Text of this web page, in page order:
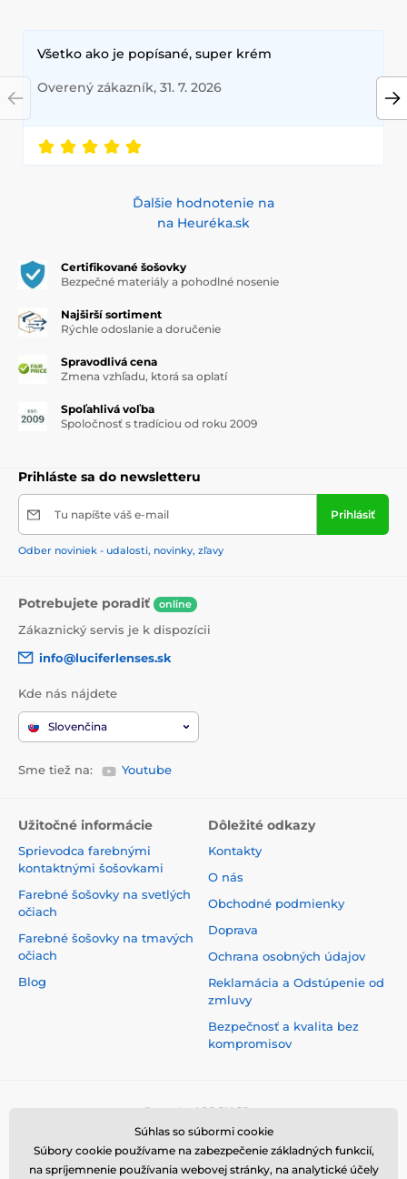
Všetko ako je popísané, super krém
Overený zákazník, 31. 7. 2026
Ďalšie hodnotenie na
na Heuréka.sk
Certifikované šošovky
Bezpečné materiály a pohodlné nosenie
Najširší sortiment
Rýchle odoslanie a doručenie
Spravodlivá cena
Zmena vzhľadu, ktorá sa oplatí
Spoľahlivá voľba
Spoločnosť s tradíciou od roku 2009
Prihláste sa do newsletteru
Tu napíšte váš e-mail Prihlásiť
Odber noviniek - udalosti, novinky, zľavy
Potrebujete poradiť online
Zákaznický servis je k dispozícii
info@luciferlenses.sk
Kde nás nájdete
Slovenčina
Sme tiež na: Youtube
Užitočné informácie
Sprievodca farebnými
kontaktnými šošovkami
Farebné šošovky na svetlých
očiach
Farebné šošovky na tmavých
očiach
Blog
Dôležité odkazy
Kontakty
O nás
Obchodné podmienky
Doprava
Ochrana osobných údajov
Reklamácia a Odstúpenie od
zmluvy
Bezpečnosť a kvalita bez
kompromisov
Súhlas so súbormi cookie
Súbory cookie používame na zabezpečenie základných funkcií,
na spríjemnenie používania webovej stránky, na analytické účely